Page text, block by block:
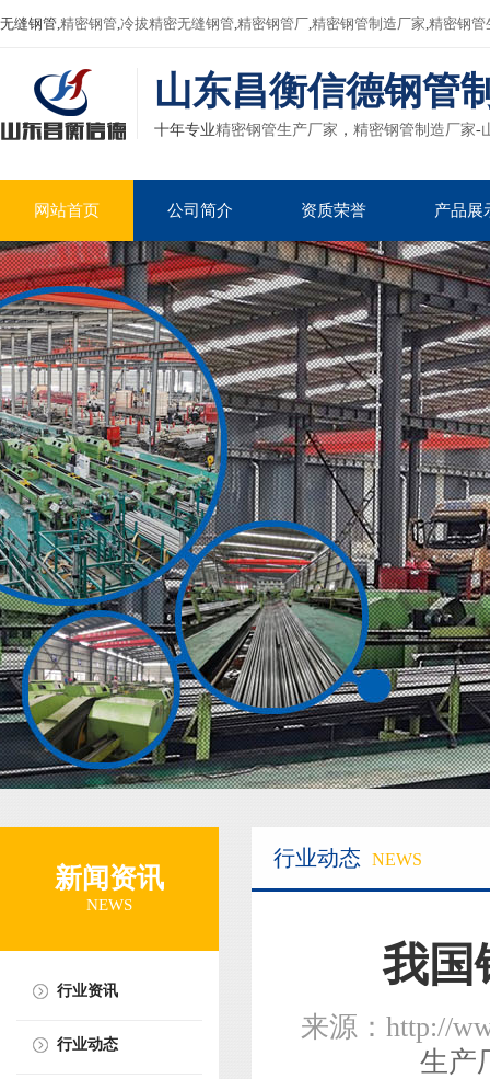
无缝钢管,精密钢管,冷拔精密无缝钢管,精密钢管厂,精密钢管制造厂家,精密钢管
山东昌衡信德钢管
十年专业精密钢管生产厂家 ， 精密钢管制造厂家-
网站首页 公司简介 资质荣誉 产品展
新闻资讯
NEWS
行业资讯
行业动态
行业动态 NEWS
我国
来源：http://
生产